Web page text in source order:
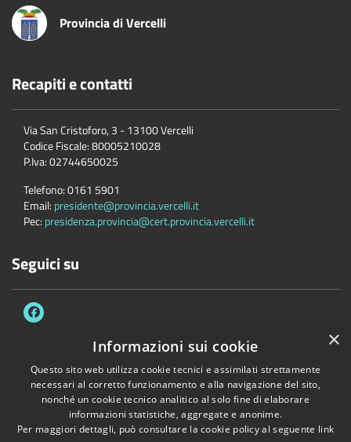
Provincia di Vercelli
Recapiti e contatti
Via San Cristoforo, 3 - 13100 Vercelli
Codice Fiscale:80005210028
P.Iva:02744650025
Telefono:0161 5901
Email: presidente@provincia.vercelli.it
Pec: presidenza.provincia@cert.provincia.vercelli.it
Seguici su
Accessibilità Privacy Cookie
Mappa del sito
Dichiarazione di accessibilità e meccanismo di feedback
Link Utili
Copyright © 2026 • Provincia di Vercelli • Powered byMunicipium•
×
Informazioni sui cookie
Questo sito web utilizza cookie tecnici e assimilati strettamente
necessari al corretto funzionamento e alla navigazione del sito,
nonché un cookie tecnico analitico al solo fine di elaborare
informazioni statistiche, aggregate e anonime.
Per maggiori dettagli, può consultare la cookie policy al seguente link